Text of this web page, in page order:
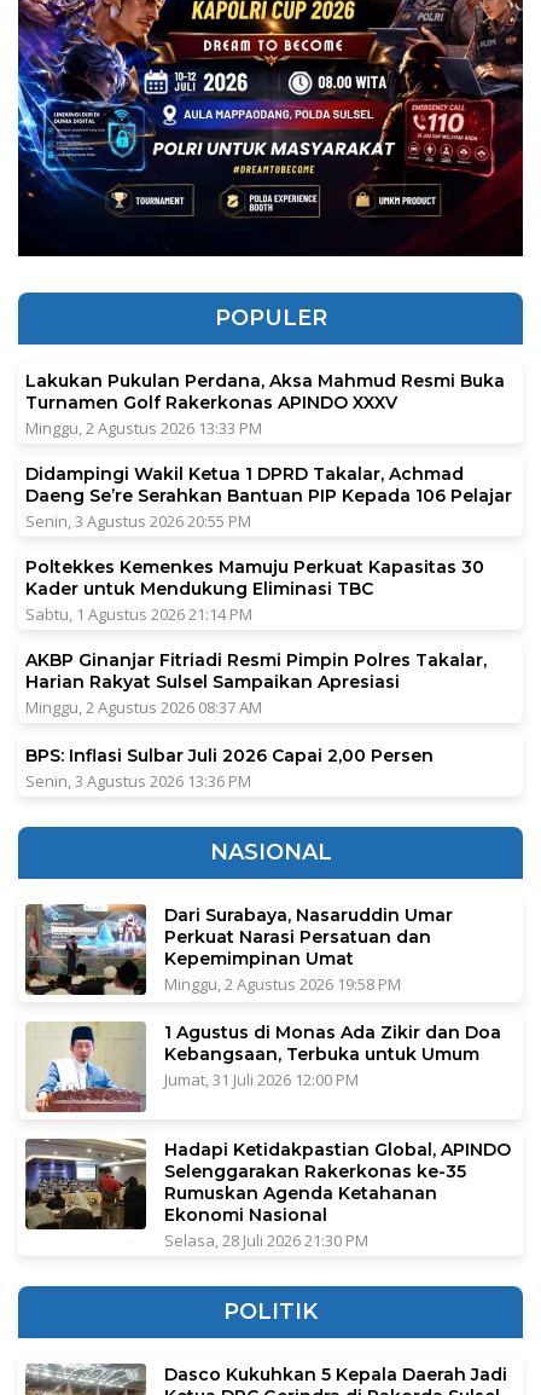
POPULER
Lakukan Pukulan Perdana, Aksa Mahmud Resmi Buka
Turnamen Golf Rakerkonas APINDO XXXV
Minggu, 2 Agustus 2026 13:33 PM
Didampingi Wakil Ketua 1 DPRD Takalar, Achmad
Daeng Se’re Serahkan Bantuan PIP Kepada 106 Pelajar
Senin, 3 Agustus 2026 20:55 PM
Poltekkes Kemenkes Mamuju Perkuat Kapasitas 30
Kader untuk Mendukung Eliminasi TBC
Sabtu, 1 Agustus 2026 21:14 PM
AKBP Ginanjar Fitriadi Resmi Pimpin Polres Takalar,
Harian Rakyat Sulsel Sampaikan Apresiasi
Minggu, 2 Agustus 2026 08:37 AM
BPS: Inflasi Sulbar Juli 2026 Capai 2,00 Persen
Senin, 3 Agustus 2026 13:36 PM
NASIONAL
Dari Surabaya, Nasaruddin Umar
Perkuat Narasi Persatuan dan
Kepemimpinan Umat
Minggu, 2 Agustus 2026 19:58 PM
1 Agustus di Monas Ada Zikir dan Doa
Kebangsaan, Terbuka untuk Umum
Jumat, 31 Juli 2026 12:00 PM
Hadapi Ketidakpastian Global, APINDO
Selenggarakan Rakerkonas ke-35
Rumuskan Agenda Ketahanan
Ekonomi Nasional
Selasa, 28 Juli 2026 21:30 PM
POLITIK
Dasco Kukuhkan 5 Kepala Daerah Jadi